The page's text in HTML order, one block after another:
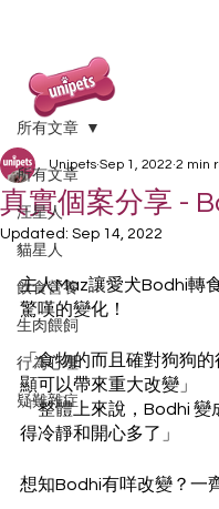
所有文章
汪星人
貓星人
飲食營養
生肉餵飼
行為心理
疑難雜症
所有文章
真實個案分享 -
Unipets Sep 1, 2022 2 min
Updated: Sep 14, 2022
主人Maz讓愛犬Bodhi轉
驚嘆的變化！
「食物的而且確對狗狗
顯可以帶來重大改變」
「整體上來說，Bodhi
得冷靜和開心多了」
想知Bodhi有咩改變？一